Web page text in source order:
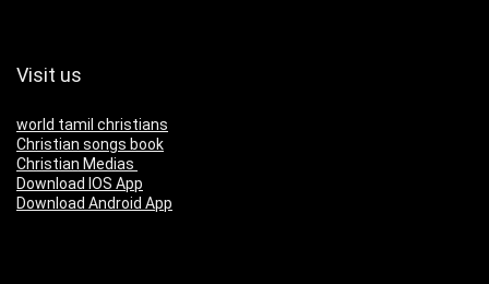
Visit us
world tamil christians
Christian songs book
Christian Medias
Download IOS App
Download Android App